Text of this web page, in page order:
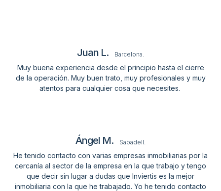
Juan L. Barcelona.
Muy buena experiencia desde el principio hasta el cierre
de la operación. Muy buen trato, muy profesionales y muy
atentos para cualquier cosa que necesites.
Ángel M. Sabadell.
He tenido contacto con varias empresas inmobiliarias por la
cercanía al sector de la empresa en la que trabajo y tengo
que decir sin lugar a dudas que Inviertis es la mejor
inmobiliaria con la que he trabajado. Yo he tenido contacto